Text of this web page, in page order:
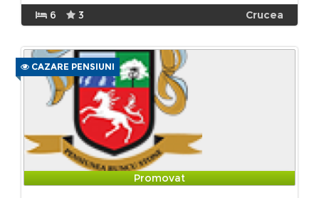
6 3 Crucea
CAZARE PENSIUNI
Promovat